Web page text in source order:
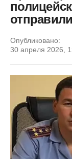
Опубликовано:
30 апреля 2026,